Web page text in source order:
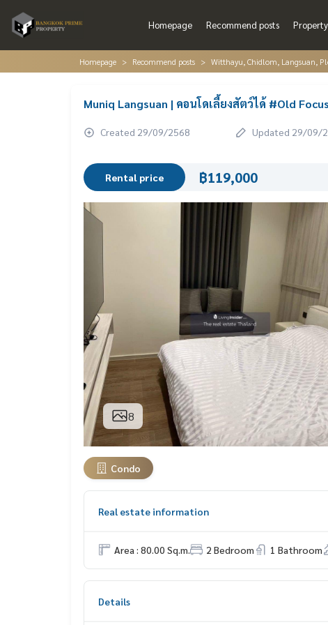
Homepage Recommend posts
Homepage Recommend posts Witthayu, Chidlom, Langsuan,
Muniq Langsuan | คอนโดเลี้ยงสัตว์ได้ #Old Focus
Created 29/09/2568 Updated 29/09/
Rental price ฿119,000
8
Condo
Real estate information
Area : 80.00 Sq.m. 2 Bedroom 1 Bathroom
Details